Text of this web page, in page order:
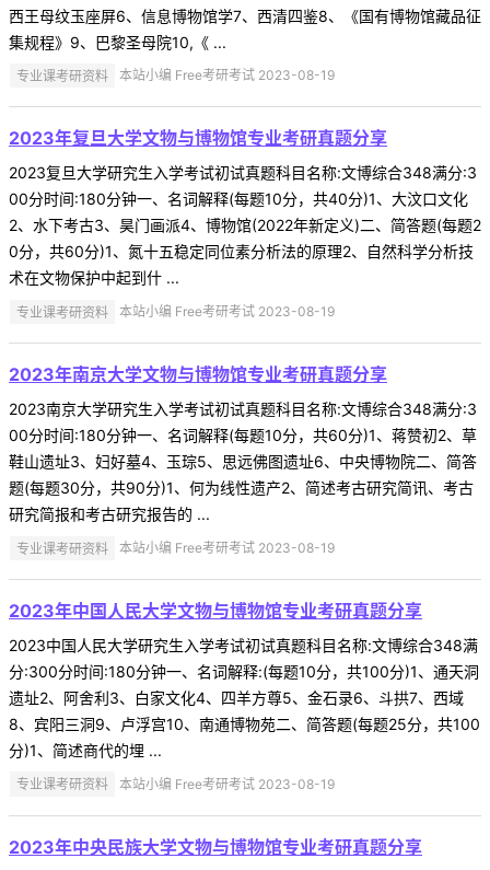
西王母纹玉座屏6、信息博物馆学7、西清四鉴8、《国有博物馆藏品征
集规程》9、巴黎圣母院10,《 ...
专业课考研资料 本站小编 Free考研考试 2023-08-19
2023年复旦大学文物与博物馆专业考研真题分享
2023复旦大学研究生入学考试初试真题科目名称:文博综合348满分:3
00分时间:180分钟一、名词解释(每题10分，共40分)1、大汶口文化
2、水下考古3、昊门画派4、博物馆(2022年新定义)二、简答题(每题2
0分，共60分)1、氮十五稳定同位素分析法的原理2、自然科学分析技
术在文物保护中起到什 ...
专业课考研资料 本站小编 Free考研考试 2023-08-19
2023年南京大学文物与博物馆专业考研真题分享
2023南京大学研究生入学考试初试真题科目名称:文博综合348满分:3
00分时间:180分钟一、名词解释(每题10分，共60分)1、蒋赞初2、草
鞋山遗址3、妇好墓4、玉琮5、思远佛图遗址6、中央博物院二、简答
题(每题30分，共90分)1、何为线性遗产2、简述考古研究简讯、考古
研究简报和考古研究报告的 ...
专业课考研资料 本站小编 Free考研考试 2023-08-19
2023年中国人民大学文物与博物馆专业考研真题分享
2023中国人民大学研究生入学考试初试真题科目名称:文博综合348满
分:300分时间:180分钟一、名词解释:(每题10分，共100分)1、通天洞
遗址2、阿舍利3、白家文化4、四羊方尊5、金石录6、斗拱7、西域
8、宾阳三洞9、卢浮宫10、南通博物苑二、简答题(每题25分，共100
分)1、简述商代的埋 ...
专业课考研资料 本站小编 Free考研考试 2023-08-19
2023年中央民族大学文物与博物馆专业考研真题分享